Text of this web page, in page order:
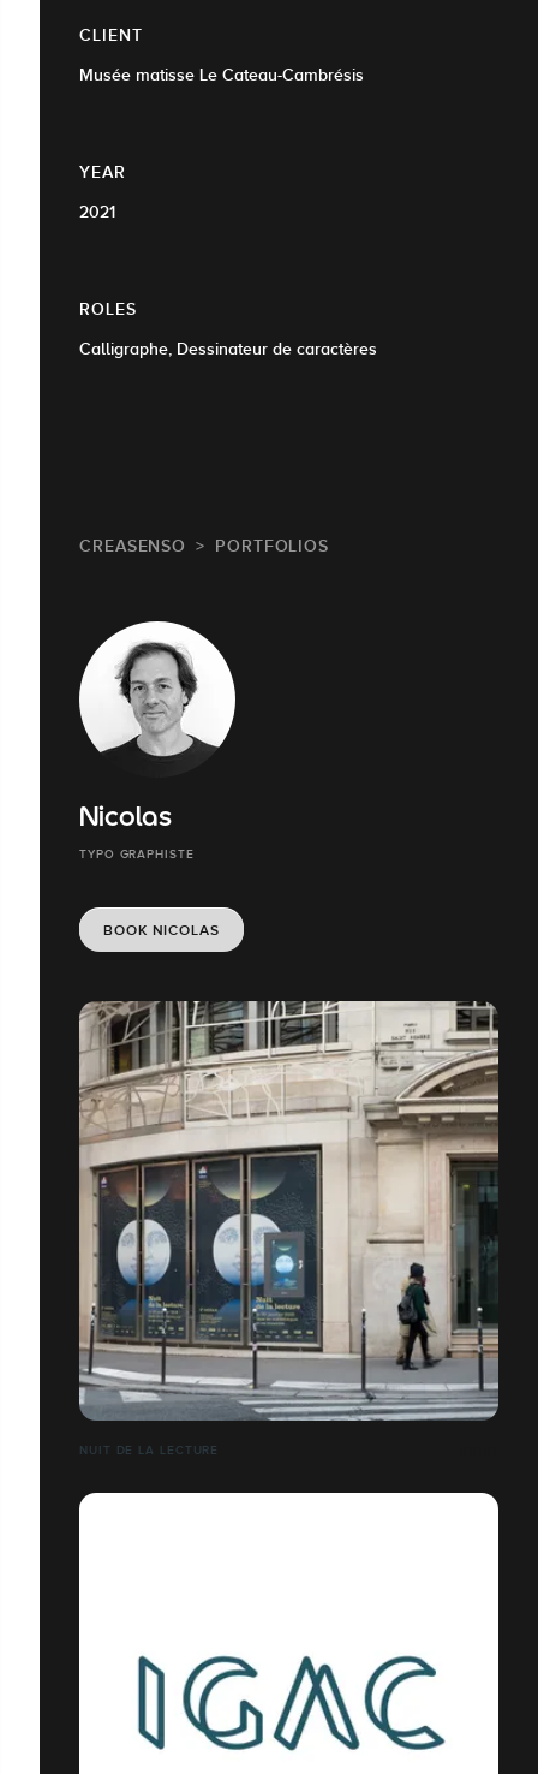
CLIENT
Musée matisse Le Cateau-Cambrésis
YEAR
2021
ROLES
Calligraphe, Dessinateur de caractères
CREASENSO PORTFOLIOS
Nicolas
TYPO GRAPHISTE
BOOK NICOLAS
NUIT DE LA LECTURE